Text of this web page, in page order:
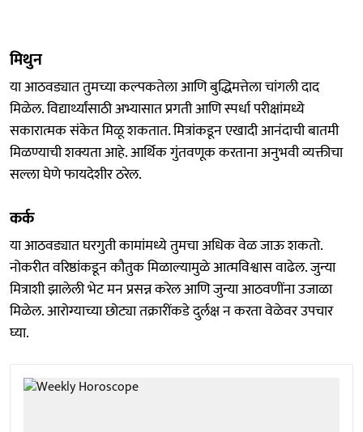
मिथुन
या आठवड्यात तुमच्या कल्पकतेला आणि बुद्धिमत्तेला चांगली दाद
मिळेल. विद्यार्थ्यांसाठी अभ्यासात प्रगती आणि स्पर्धा परीक्षांमध्ये
सकारात्मक संकेत मिळू शकतात. मित्रांकडून एखादी आनंदाची बातमी
मिळण्याची शक्यता आहे. आर्थिक गुंतवणूक करताना अनुभवी व्यक्तीचा
सल्ला घेणे फायदेशीर ठरेल.
कर्क
या आठवड्यात घरगुती कामांमध्ये तुमचा अधिक वेळ जाऊ शकतो.
नोकरीत वरिष्ठांकडून कौतुक मिळाल्यामुळे आत्मविश्वास वाढेल. जुन्या
मित्राशी झालेली भेट मन प्रसन्न करेल आणि जुन्या आठवणींना उजाळा
मिळेल. आरोग्याच्या छोट्या तक्रारींकडे दुर्लक्ष न करता वेळेवर उपचार
घ्या.